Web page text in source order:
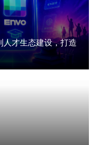
才生态建设，打造